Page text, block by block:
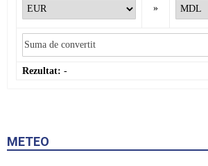
»
Rezultat: -
METEO